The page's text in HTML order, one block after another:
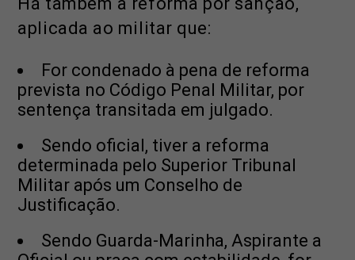
aplicada ao militar que:
For condenado à pena de reforma
prevista no Código Penal Militar, por
sentença transitada em julgado.
Sendo oficial, tiver a reforma
determinada pelo Superior Tribunal
Militar após um Conselho de
Justificação.
Sendo Guarda-Marinha, Aspirante a